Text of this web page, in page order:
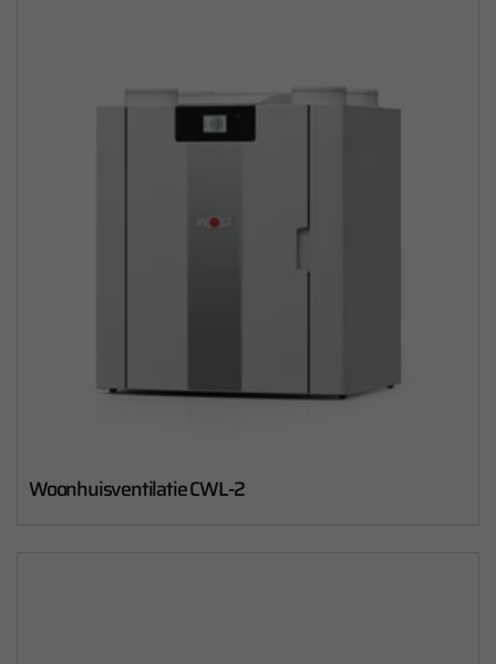
Woonhuisventilatie CWL-2